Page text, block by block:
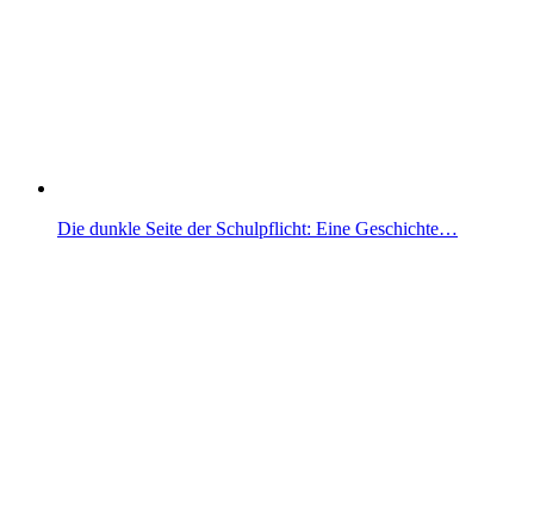
Die dunkle Seite der Schulpflicht: Eine Geschichte…